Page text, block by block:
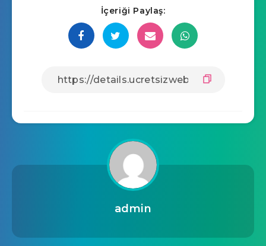
İçeriği Paylaş:
admin